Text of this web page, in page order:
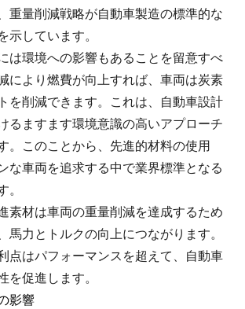
重量削減戦略が自動車製造の標準的な
示しています。
は環境への影響もあることを留意すべ
により燃費が向上すれば、車両は炭素
を削減できます。これは、自動車設計
るますます環境意識の高いアプローチ
。このことから、先進的材料の使用
な車両を追求する中で業界標準となる
素材は車両の重量削減を達成するため
馬力とトルクの向上につながります。
点はパフォーマンスを超えて、自動車
を促進します。
影響